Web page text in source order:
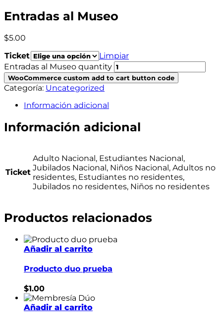
Entradas al Museo
$5.00
Ticket
Limpiar
Entradas al Museo quantity
WooCommerce custom add to cart button code
Categoría: Uncategorized
Información adicional
Información adicional
Ticket
Adulto Nacional, Estudiantes Nacional,
Jubilados Nacional, Niños Nacional, Adultos no
residentes, Estudiantes no residentes,
Jubilados no residentes, Niños no residentes
Productos relacionados
Añadir al carrito
Producto duo prueba
$1.00
Añadir al carrito